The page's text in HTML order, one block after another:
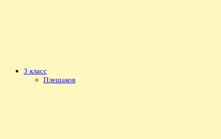
3 класс
Плешаков